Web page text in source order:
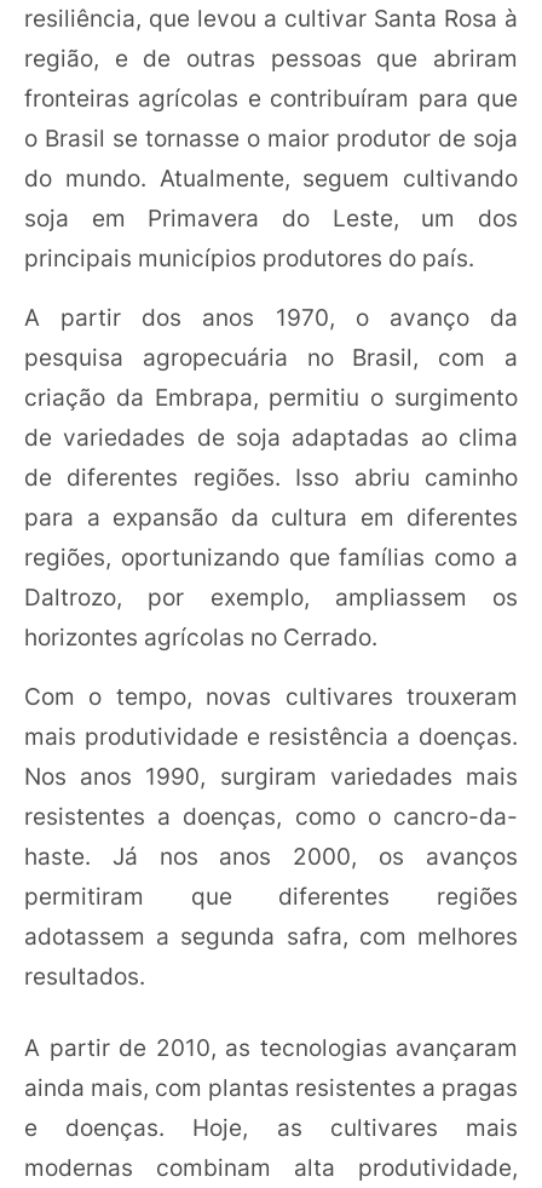
resiliência, que levou a cultivar Santa Rosa à
região, e de outras pessoas que abriram
fronteiras agrícolas e contribuíram para que
o Brasil se tornasse o maior produtor de soja
do mundo. Atualmente, seguem cultivando
soja em Primavera do Leste, um dos
principais municípios produtores do país.
A partir dos anos 1970, o avanço da
pesquisa agropecuária no Brasil, com a
criação da Embrapa, permitiu o surgimento
de variedades de soja adaptadas ao clima
de diferentes regiões. Isso abriu caminho
para a expansão da cultura em diferentes
regiões, oportunizando que famílias como a
Daltrozo, por exemplo, ampliassem os
horizontes agrícolas no Cerrado.
Com o tempo, novas cultivares trouxeram
mais produtividade e resistência a doenças.
Nos anos 1990, surgiram variedades mais
resistentes a doenças, como o cancro-da-
haste. Já nos anos 2000, os avanços
permitiram que diferentes regiões
adotassem a segunda safra, com melhores
resultados.
A partir de 2010, as tecnologias avançaram
ainda mais, com plantas resistentes a pragas
e doenças. Hoje, as cultivares mais
modernas combinam alta produtividade,